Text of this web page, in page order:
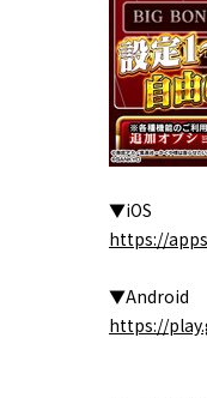
▼iOS
https://
▼Android
https://